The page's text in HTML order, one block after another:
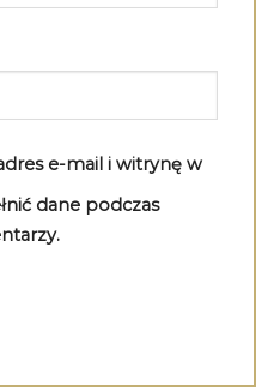
e-mail i witrynę w
dane podczas